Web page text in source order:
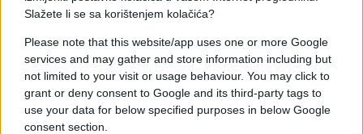
Slažete li se sa korištenjem kolačića?
Please note that this website/app uses one or more Google
services and may gather and store information including but
not limited to your visit or usage behaviour. You may click to
grant or deny consent to Google and its third-party tags to
use your data for below specified purposes in below Google
consent section.
Zahtjev sindikata je povećanje koeficijenta
Vlada nije ponudila ni 0,10%.
“Objavićemo tačan datum štrajka čim pribavimo
potrebne sporazume s poslodavcima. Od tada
nema povratka dok se ne postigne dogovor.”